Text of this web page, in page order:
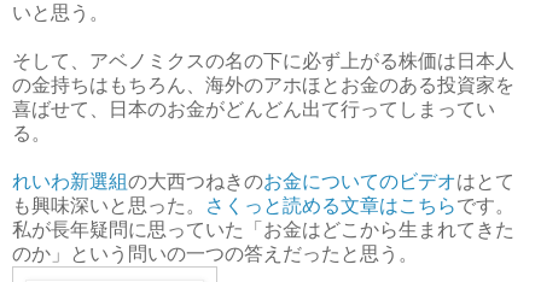
いと思う。
そして、アベノミクスの名の下に必ず上がる株価は日本人
の金持ちはもちろん、海外のアホほとお金のある投資家を
喜ばせて、日本のお金がどんどん出て行ってしまってい
る。
れいわ新選組の大西つねきのお金についてのビデオはとて
も興味深いと思った。
さくっと読める文章はこちらです。
私が長年疑問に思っていた「お金はどこから生まれてきた
のか」という問いの一つの答えだったと思う。